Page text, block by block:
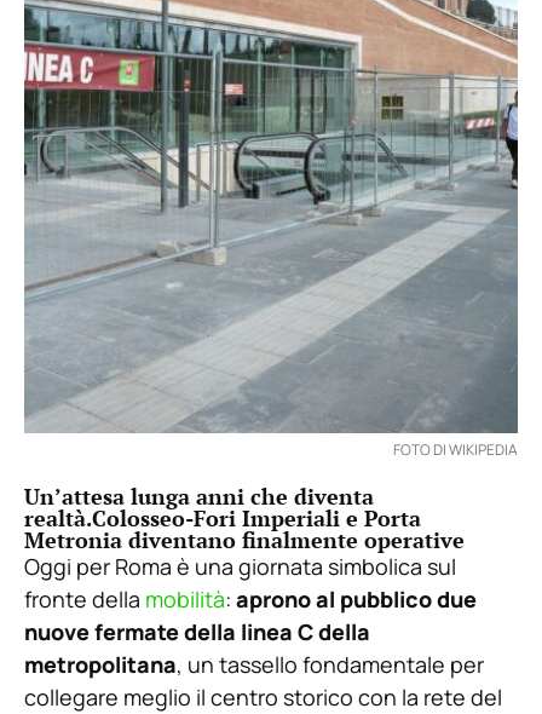
FOTO DI WIKIPEDIA
Un’attesa lunga anni che diventa
realtà.Colosseo-Fori Imperiali e Porta
Metronia diventano finalmente operative
Oggi per Roma è una giornata simbolica sul
fronte della mobilità: aprono al pubblico due
nuove fermate della linea C della
metropolitana, un tassello fondamentale per
collegare meglio il centro storico con la rete del